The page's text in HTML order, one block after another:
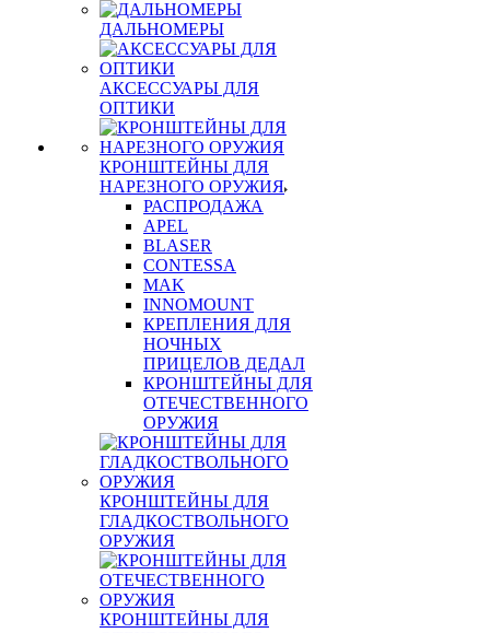
ДАЛЬНОМЕРЫ
АКСЕССУАРЫ ДЛЯ
ОПТИКИ
КРОНШТЕЙНЫ ДЛЯ
НАРЕЗНОГО ОРУЖИЯ
РАСПРОДАЖА
APEL
BLASER
CONTESSA
MAK
INNOMOUNT
КРЕПЛЕНИЯ ДЛЯ
НОЧНЫХ
ПРИЦЕЛОВ ДЕДАЛ
КРОНШТЕЙНЫ ДЛЯ
ОТЕЧЕСТВЕННОГО
ОРУЖИЯ
КРОНШТЕЙНЫ ДЛЯ
ГЛАДКОСТВОЛЬНОГО
ОРУЖИЯ
КРОНШТЕЙНЫ ДЛЯ